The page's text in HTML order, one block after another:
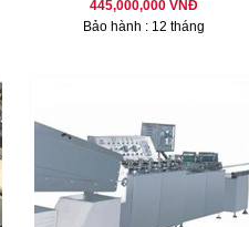
445,000,000 VNĐ
Bảo hành : 12 tháng